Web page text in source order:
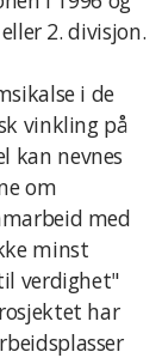
2. divisjon.
i de
vinkling på
kan nevnes
om
med
minst
verdighet"
har